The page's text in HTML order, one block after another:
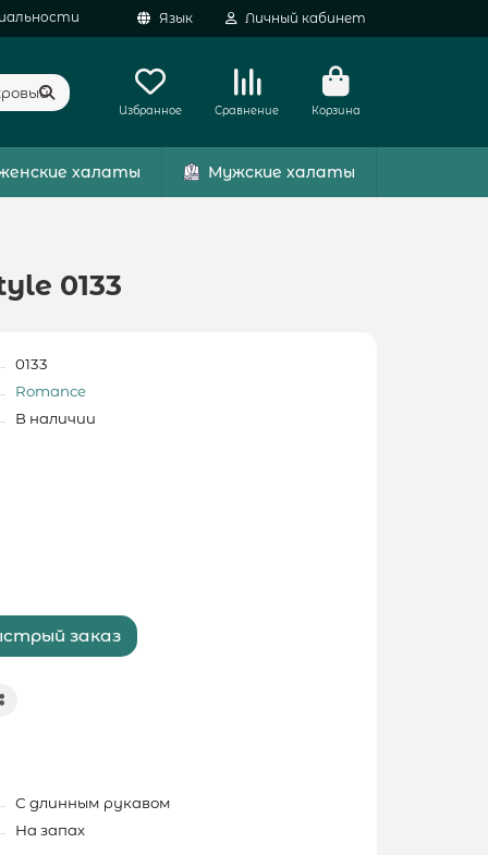
Язык Личный кабинет
Избранное Сравнение Корзина
халаты Мужские халаты
0133
0133
Romance
В наличии
заказ
С длинным рукавом
На запах